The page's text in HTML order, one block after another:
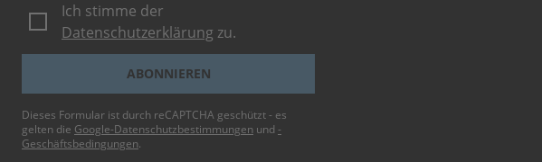
Ich stimme der
Datenschutzerklärung zu.
ABONNIEREN
Dieses Formular ist durch reCAPTCHA geschützt - es
gelten die Google-Datenschutzbestimmungen und -
Geschäftsbedingungen.